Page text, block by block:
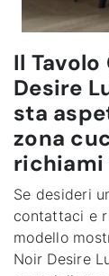
Il
Desire
sta
zona
richiami
Se desideri
contattaci e
modello
Noir Desire